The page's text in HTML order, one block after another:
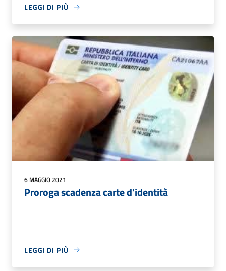
LEGGI DI PIÙ
6 MAGGIO 2021
Proroga scadenza carte d'identità
LEGGI DI PIÙ